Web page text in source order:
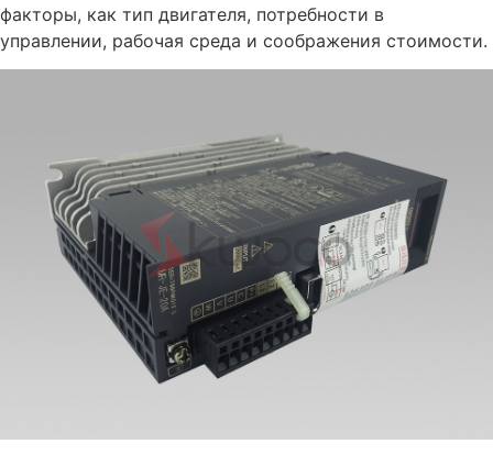
факторы, как тип двигателя, потребности в
управлении, рабочая среда и соображения стоимости.